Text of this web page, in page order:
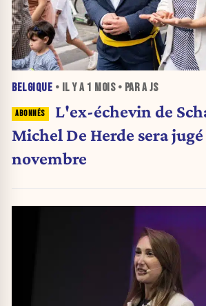
BELGIQUE • IL Y A 1 MOIS• PAR A JS
L'ex-échevin de
Michel De Herde sera
novembre